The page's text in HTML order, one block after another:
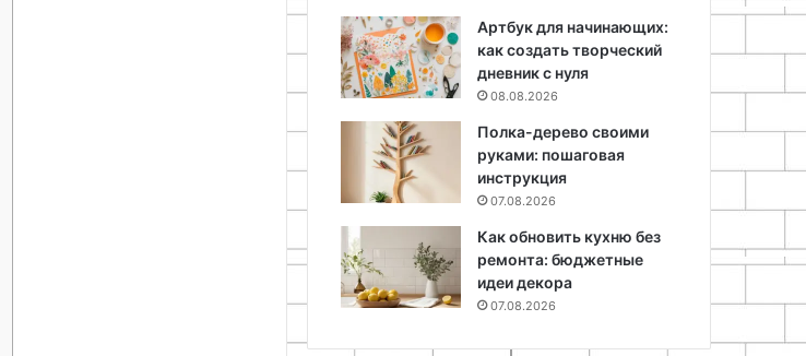
Артбук для начинающих:
как создать творческий
дневник с нуля
08.08.2026
Полка-дерево своими
руками: пошаговая
инструкция
07.08.2026
Как обновить кухню без
ремонта: бюджетные
идеи декора
07.08.2026